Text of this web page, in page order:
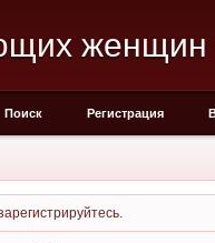
женщин
Поиск Регистрация